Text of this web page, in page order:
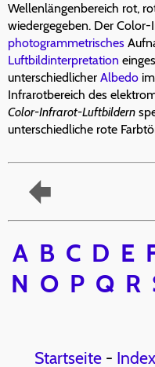
Wellenlängenbereich rot,
wiedergegeben. Der
photogrammetrisches
Luftbildinterpretation
unterschiedlicher Albedo im
Infrarotbereich des
Color-Infrarot-Luftbildern
unterschiedliche rote
A B C D E
N O P Q R
Startseite- Index